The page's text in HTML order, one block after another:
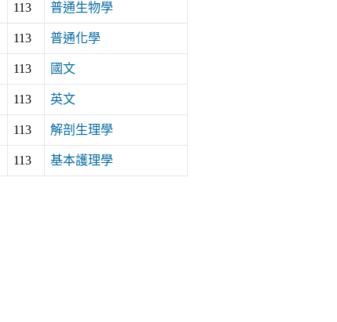
113 普通生物學
113 普通化學
113 國文
113 英文
113 解剖生理學
113 基本護理學